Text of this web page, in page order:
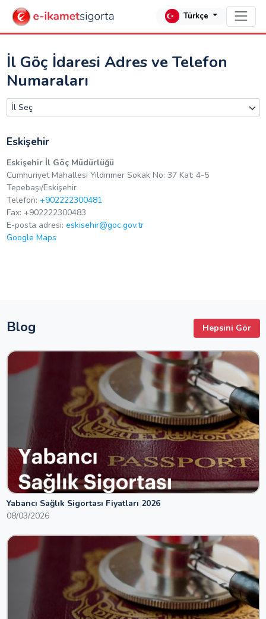
Türkçe
İl Göç İdaresi Adres ve Telefon
Numaraları
Eskişehir
Eskişehir İl Göç Müdürlüğü
Cumhuriyet Mahallesi Yıldırımer Sokak No: 37 Kat: 4-5
Tepebaşı/Eskişehir
Telefon: +902222300481
Fax: +902222300483
E-posta adresi: eskisehir@goc.gov.tr
Google Maps
Blog Hepsini Gör
Yabancı Sağlık Sigortası Fiyatları 2026
08/03/2026